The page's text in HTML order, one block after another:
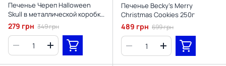
Печенье Череп Halloween
Skull в металлической коробке
1шт
279 грн 349 грн
Печенье Becky's Merry
Christmas Cookies 250г
489 грн 699 грн